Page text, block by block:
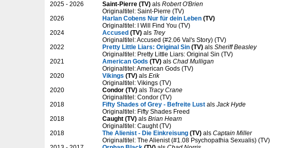
2025 - 2026 Saint-Pierre (TV) als Robert O'Brien
Originaltitel: Saint-Pierre (TV)
2026
Harlan Cobens Nur für dein Leben (TV)
Originaltitel: I Will Find You (TV)
2024
Accused (TV) als Trey
Originaltitel: Accused (#2.06 Val's Story) (TV)
2022
Pretty Little Liars: Original Sin (TV) als Sheriff Beasley
Originaltitel: Pretty Little Liars: Original Sin (TV)
2021
American Gods (TV) als Chad Mulligan
Originaltitel: American Gods (TV)
2020
Vikings (TV) als Erik
Originaltitel: Vikings (TV)
2020
Condor (TV) als Tracy Crane
Originaltitel: Condor (TV)
2018
Fifty Shades of Grey - Befreite Lust als Jack Hyde
Originaltitel: Fifty Shades Freed
2018
Caught (TV) als Brian Hearn
Originaltitel: Caught (TV)
2018
The Alienist - Die Einkreisung (TV) als Captain Miller
Originaltitel: The Alienist (#1.08 Psychopathia Sexualis) (TV)